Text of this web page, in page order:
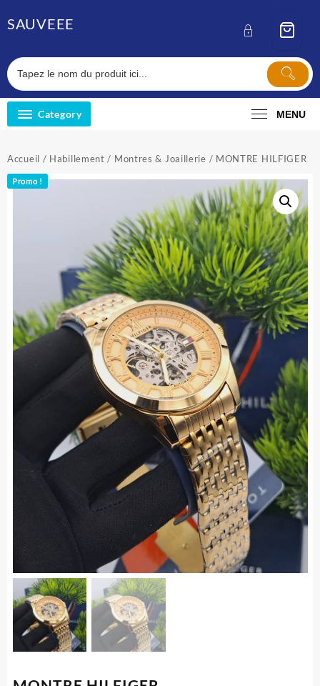
toSAUVEEE
Category MENU
Accueil / Habillement / Montres & Joaillerie / MONTRE HILFIGER
Promo !